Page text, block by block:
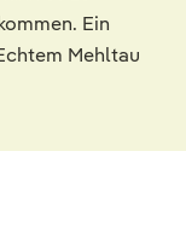
Ein
Mehltau